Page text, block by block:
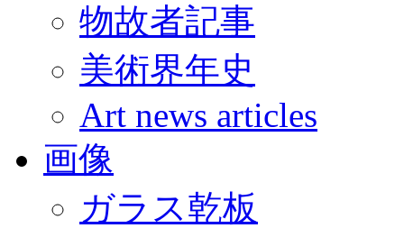
物故者記事
美術界年史
Art news articles
画像
ガラス乾板